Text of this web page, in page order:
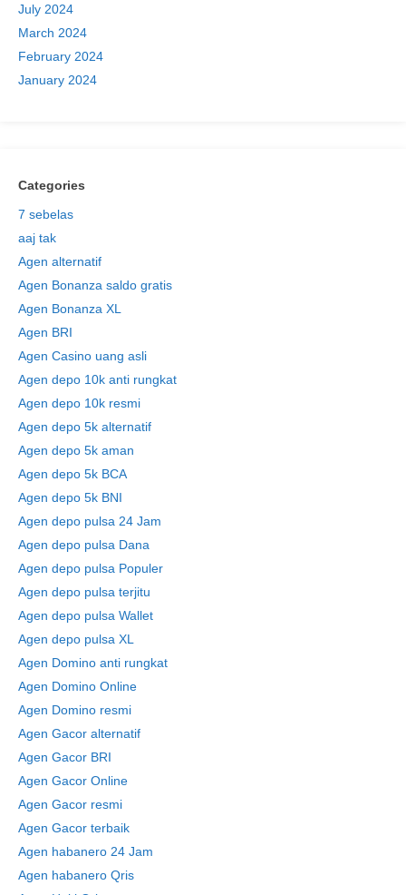
July 2024
March 2024
February 2024
January 2024
Categories
7 sebelas
aaj tak
Agen alternatif
Agen Bonanza saldo gratis
Agen Bonanza XL
Agen BRI
Agen Casino uang asli
Agen depo 10k anti rungkat
Agen depo 10k resmi
Agen depo 5k alternatif
Agen depo 5k aman
Agen depo 5k BCA
Agen depo 5k BNI
Agen depo pulsa 24 Jam
Agen depo pulsa Dana
Agen depo pulsa Populer
Agen depo pulsa terjitu
Agen depo pulsa Wallet
Agen depo pulsa XL
Agen Domino anti rungkat
Agen Domino Online
Agen Domino resmi
Agen Gacor alternatif
Agen Gacor BRI
Agen Gacor Online
Agen Gacor resmi
Agen Gacor terbaik
Agen habanero 24 Jam
Agen habanero Qris